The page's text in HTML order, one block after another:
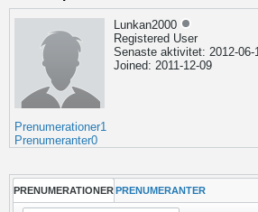
Lunkan2000
Registered User
Senaste aktivitet: 2012-06-
Joined: 2011-12-09
Prenumerationer1
Prenumeranter0
PRENUMERATIONER PRENUMERANTER